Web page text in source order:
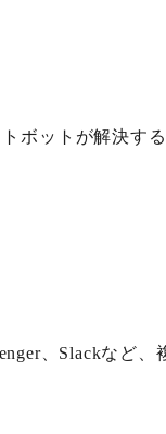
ボットが解決す
、Slackなど